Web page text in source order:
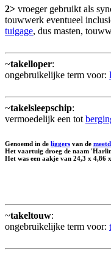
2> vroeger gebruikt als
touwwerk eventueel
tuigage, dus masten,
~takelloper:
ongebruikelijke term voor:
~takelsleepschip:
vermoedelijk een tot
Genoemd in de liggers van de
Het vaartuig droeg de naam
Het was een aakje van 24,3 x 4,86
~takeltouw:
ongebruikelijke term voor: